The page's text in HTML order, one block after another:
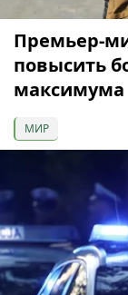
Премьер-
повысить
максимума
МИР